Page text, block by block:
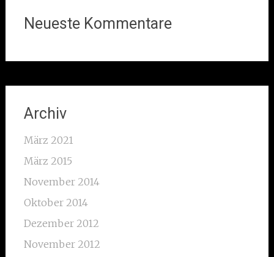
Neueste Kommentare
Archiv
März 2021
März 2015
November 2014
Oktober 2014
Dezember 2012
November 2012